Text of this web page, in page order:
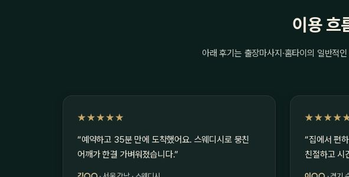
이용 흐
아래 후기는 출장마사지·홈타이의 일반적
★★★★★
“예약하고 35분 만에 도착했어요. 스웨디시로 뭉친
어깨가 한결 가벼워졌습니다.”
“집에서 편
친절하고 시